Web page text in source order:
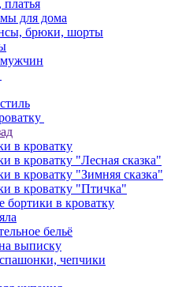
для дома
брюки, шорты
в кроватку
в кроватку "Лесная сказка"
в кроватку "Зимняя сказка"
в кроватку "Птичка"
бортики в кроватку
бельё
выписку
чепчики